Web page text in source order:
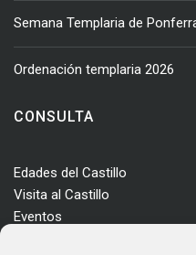
Semana Templaria de
Ordenación templaria 2026
CONSULTA
Edades del Castillo
Visita al Castillo
Eventos